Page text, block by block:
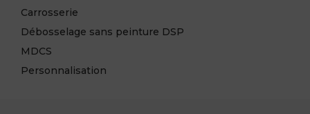
Carrosserie
Débosselage sans peinture DSP
MDCS
Personnalisation